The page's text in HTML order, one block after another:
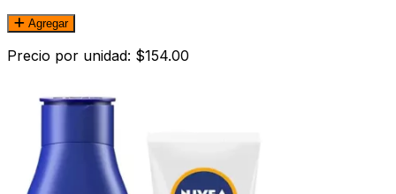
Agregar
Precio por unidad: $154.00